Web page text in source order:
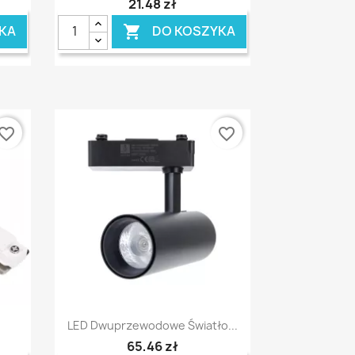
21,48 zł
 DO KOSZYKA
Szybki podgląd
LED Dwuprzewodowe Światło...
65,46 zł
favorite_border